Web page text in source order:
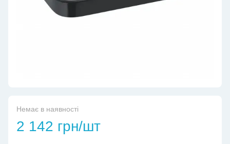
Немає в наявності
2 142 грн/шт